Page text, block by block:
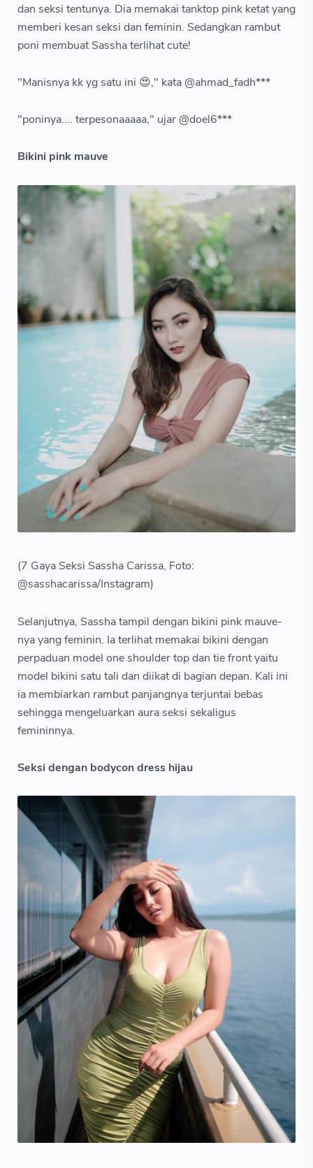
dan seksi tentunya. Dia memakai tanktop pink ketat yang
memberi kesan seksi dan feminin. Sedangkan rambut
poni membuat Sassha terlihat cute!
"Manisnya kk yg satu ini 😍," kata @ahmad_fadh***
"poninya.... terpesonaaaaa," ujar @doel6***
Bikini pink mauve
(7 Gaya Seksi Sassha Carissa, Foto:
@sasshacarissa/Instagram)
Selanjutnya, Sassha tampil dengan bikini pink mauve-
nya yang feminin. Ia terlihat memakai bikini dengan
perpaduan model one shoulder top dan tie front yaitu
model bikini satu tali dan diikat di bagian depan. Kali ini
ia membiarkan rambut panjangnya terjuntai bebas
sehingga mengeluarkan aura seksi sekaligus
femininnya.
Seksi dengan bodycon dress hijau